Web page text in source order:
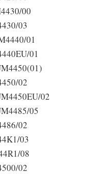
00
03
01
01
02
02
05
02
03
08
02